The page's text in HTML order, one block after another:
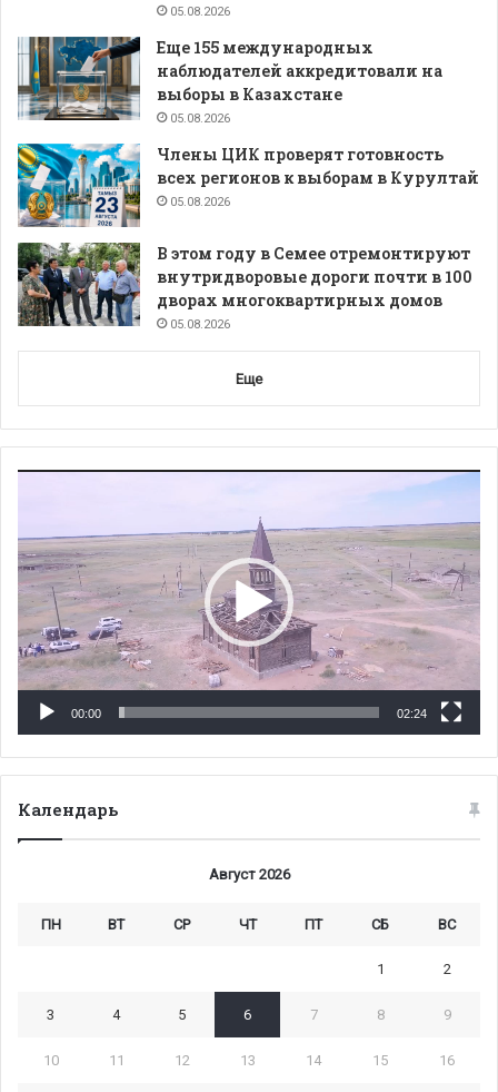
05.08.2026
Еще 155 международных
наблюдателей аккредитовали на
выборы в Казахстане
05.08.2026
Члены ЦИК проверят готовность
всех регионов к выборам в Курултай
05.08.2026
В этом году в Семее отремонтируют
внутридворовые дороги почти в 100
дворах многоквартирных домов
05.08.2026
Еще
00:00 02:24
Календарь
Август 2026
ПН ВТ СР ЧТ ПТ СБ ВС
1 2
3 4 5 6 7 8 9
10 11 12 13 14 15 16